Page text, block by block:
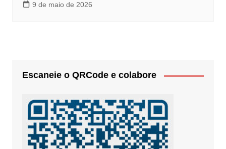
9 de maio de 2026
Escaneie o QRCode e colabore